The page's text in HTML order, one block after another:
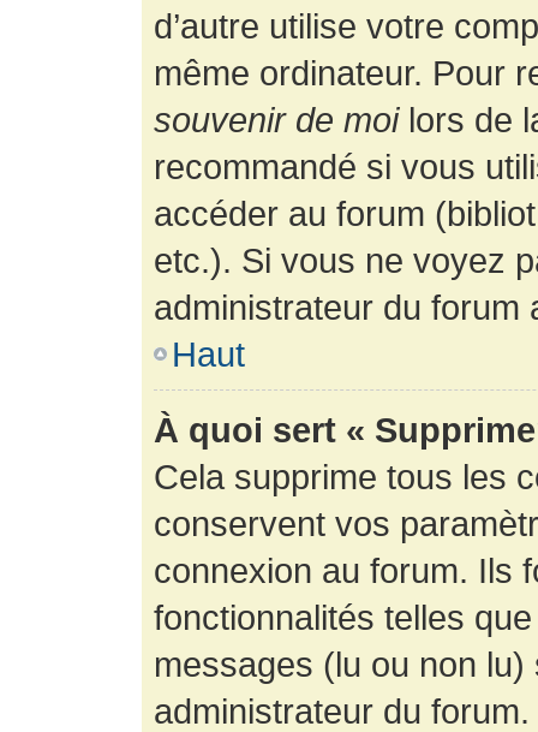
d’autre utilise votre
même ordinateur. Pour
souvenir de moilors de
recommandé si vous
accéder au forum
etc.). Si vous ne voyez
administrateur du forum
Haut
À quoi sert «
Cela supprime tous les
conservent vos
connexion au forum. Ils
fonctionnalités telles
messages (lu ou non
administrateur du